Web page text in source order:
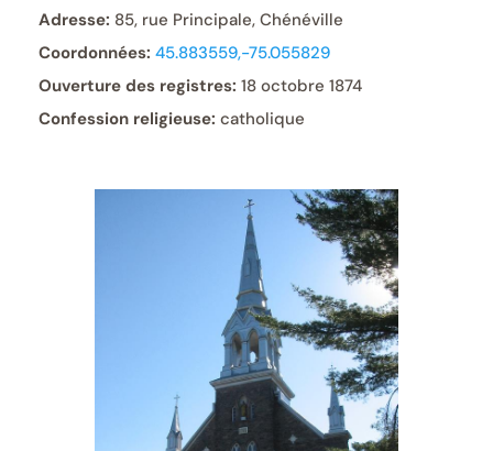
Adresse: 85, rue Principale, Chénéville
Coordonnées: 45.883559,-75.055829
Ouverture des registres: 18 octobre 1874
Confession religieuse: catholique